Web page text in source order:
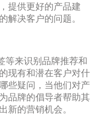
提供更好的产品建
解决客户的问题。
等来识别品牌推荐和
现有和潜在客户对什
些疑问，当他们对产
品牌的倡导者帮助其
新的营销机会。